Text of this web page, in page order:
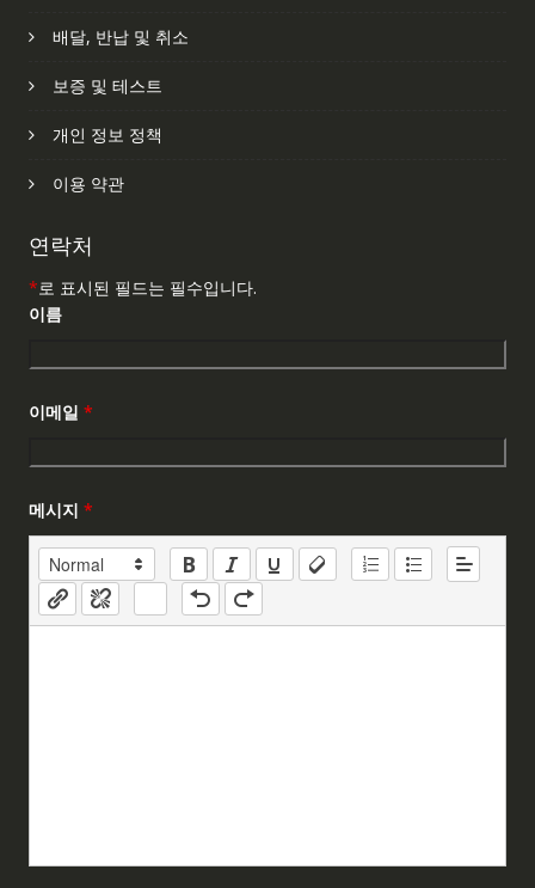
배달, 반납 및 취소
보증 및 테스트
개인 정보 정책
이용 약관
연락처
*로 표시된 필드는 필수입니다.
이름
이메일 *
메시지 *